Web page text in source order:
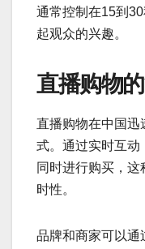
通常控制在15到
起观众的兴趣。
直播购物
直播购物在中国迅
式。通过实时互动
同时进行购买，
时性。
品牌和商家可以通